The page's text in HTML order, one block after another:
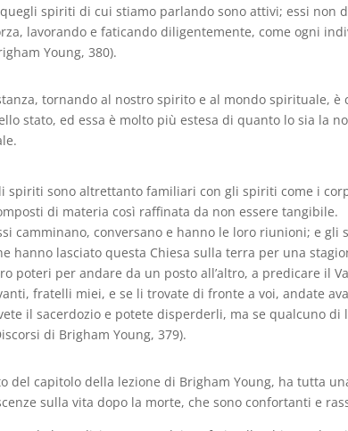
quegli spiriti di cui stiamo parlando sono attivi; essi non
lavorando e faticando diligentemente, come ogni
Young, 380).
tornando al nostro spirito e al mondo spirituale,
stato, ed essa è molto più estesa di quanto lo sia la
spiriti sono altrettanto familiari con gli spiriti come i
di materia così raffinata da non essere tangibile.
camminano, conversano e hanno le loro riunioni; e
hanno lasciato questa Chiesa sulla terra per una
poteri per andare da un posto all’altro, a predicare il
fratelli miei, e se li trovate di fronte a voi, andate
il sacerdozio e potete disperderli, ma se qualcuno di
di Brigham Young, 379).
del capitolo della lezione di Brigham Young, ha tutta
sulla vita dopo la morte, che sono confortanti e